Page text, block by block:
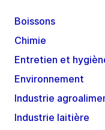
Boissons
Chimie
Entretien et
Environnement
Industrie
Industrie laitière